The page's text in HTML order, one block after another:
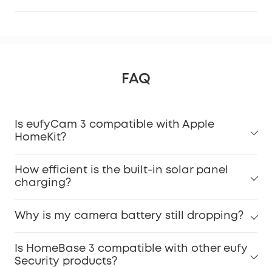
FAQ
Is eufyCam 3 compatible with Apple
HomeKit?
How efficient is the built-in solar panel
charging?
Why is my camera battery still dropping?
Is HomeBase 3 compatible with other eufy
Security products?